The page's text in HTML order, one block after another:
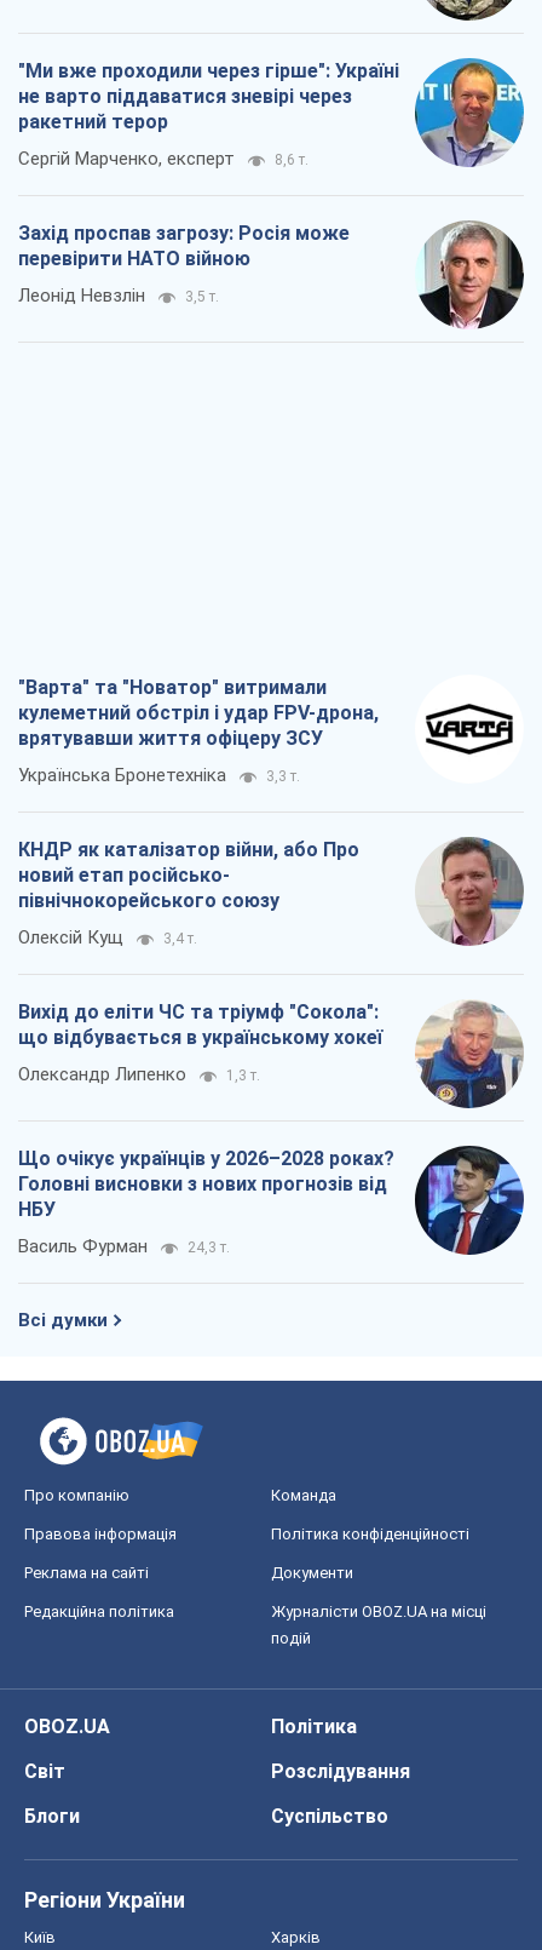
"Ми вже проходили через гірше": Україні
не варто піддаватися зневірі через
ракетний терор
Сергій Марченко, експерт 8,6 т.
Захід проспав загрозу: Росія може
перевірити НАТО війною
Леонід Невзлін 3,5 т.
"Варта" та "Новатор" витримали
кулеметний обстріл і удар FPV-дрона,
врятувавши життя офіцеру ЗСУ
Українська Бронетехніка 3,3 т.
КНДР як каталізатор війни, або Про
новий етап російсько-
північнокорейського союзу
Олексій Кущ 3,4 т.
Вихід до еліти ЧС та тріумф "Сокола":
що відбувається в українському хокеї
Олександр Липенко 1,3 т.
Що очікує українців у 2026–2028 роках?
Головні висновки з нових прогнозів від
НБУ
Василь Фурман 24,3 т.
Всі думки
Про компанію Команда
Правова інформація Політика конфіденційності
Реклама на сайті Документи
Редакційна політика
Журналісти OBOZ.UA на місці
подій
OBOZ.UA
Політика
Світ
Розслідування
Блоги
Суспільство
Регіони України
Київ Харків